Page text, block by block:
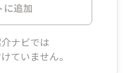
に追加
ナビでは
ていません。